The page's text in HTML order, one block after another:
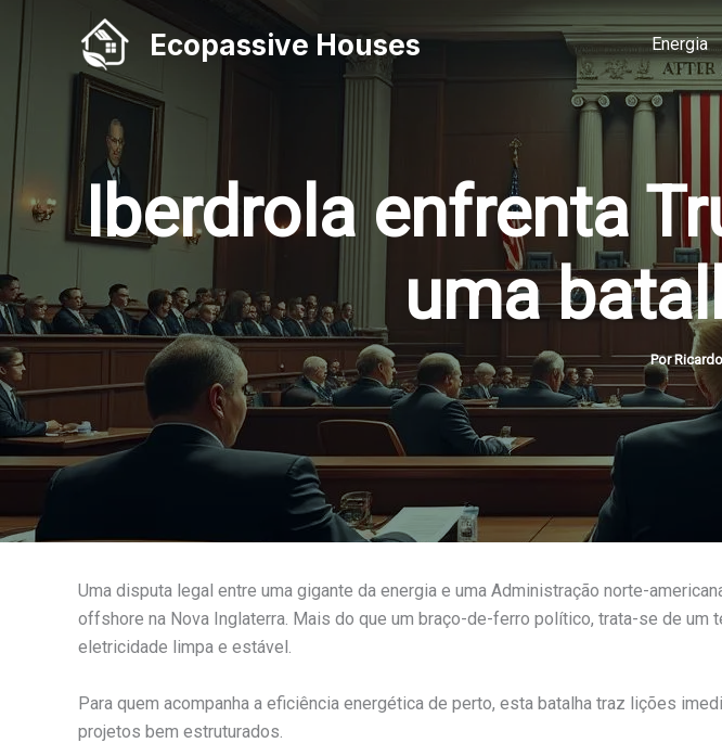
content
Ecopassive Houses Energia
Iberdrola enfrenta
uma
Por Ricardo
Uma disputa legal entre uma gigante da energia e uma Administração norte-
offshore na Nova Inglaterra. Mais do que um braço-de-ferro político, trata-se de
eletricidade limpa e estável.
Para quem acompanha a eficiência energética de perto, esta batalha traz lições
projetos bem estruturados.